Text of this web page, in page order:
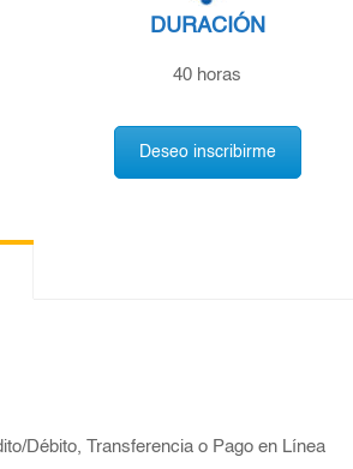
DURACIÓN
40 horas
Deseo inscribirme
Débito, Transferencia o Pago en Línea